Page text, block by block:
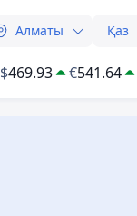
Алматы Қаз
$469.93 €541.64